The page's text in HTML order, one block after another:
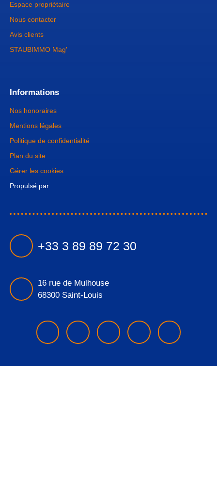
Espace propriétaire
Nous contacter
Avis clients
STAUBIMMO Mag'
Informations
Nos honoraires
Mentions légales
Politique de confidentialité
Plan du site
Gérer les cookies
Propulsé par
+33 3 89 89 72 30
16 rue de Mulhouse
68300 Saint-Louis